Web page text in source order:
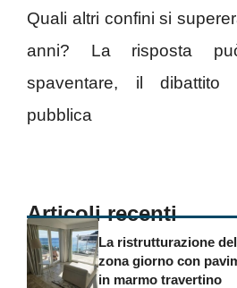
Quali altri confini si
anni? La risposta
spaventare, il dibattito
pubblica
Articoli recenti
La ristrutturazione
zona giorno con
in marmo travertino